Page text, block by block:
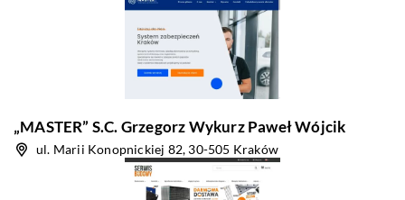
„MASTER” S.C. Grzegorz Wykurz Paweł Wójcik
ul. Marii Konopnickiej 82, 30-505 Kraków